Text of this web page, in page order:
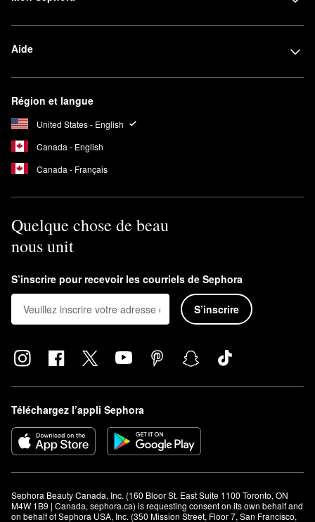
Aide
Région et langue
United States - English
Canada - English
Canada - Français
Quelque chose de beau
nous unit
S’inscrire pour recevoir les courriels de Sephora
S’inscrire
Téléchargez l’appli Sephora
Sephora Beauty Canada, Inc. (160 Bloor St. East Suite 1100 Toronto, ON
M4W 1B9 | Canada, sephora.ca) is requesting consent on its own behalf and
on behalf of Sephora USA, Inc. (350 Mission Street, Floor 7, San Francisco,